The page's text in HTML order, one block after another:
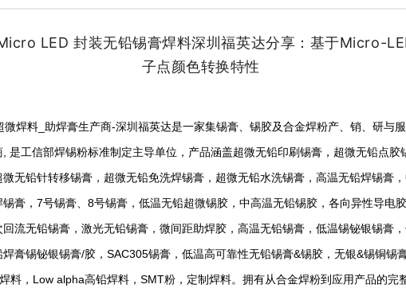
LED 封装无铅锡膏焊料深圳福英达分享：基于Micro-
子点颜色转换特性
微焊料_助焊膏生产商-深圳福英达是一家集锡膏、锡胶及合金焊粉产、销、研与
是工信部焊锡粉标准制定主导单位，产品涵盖超微无铅印刷锡膏，超微无铅点胶
无铅针转移锡膏，超微无铅免洗焊锡膏，超微无铅水洗锡膏，高温无铅焊锡膏
膏，7号锡膏、8号锡膏，低温无铅超微锡胶，中高温无铅锡胶，各向异性导电胶
流无铅锡膏，激光无铅锡膏，微间距助焊胶，高温无铅锡膏，低温锡铋银锡膏
膏锡铋银锡膏/胶，SAC305锡膏，低温高可靠性无铅锡膏&锡胶，无银&锡铜锡
料，Low alpha高铅焊料，SMT粉，定制焊料。拥有从合金焊粉到应用产品的完